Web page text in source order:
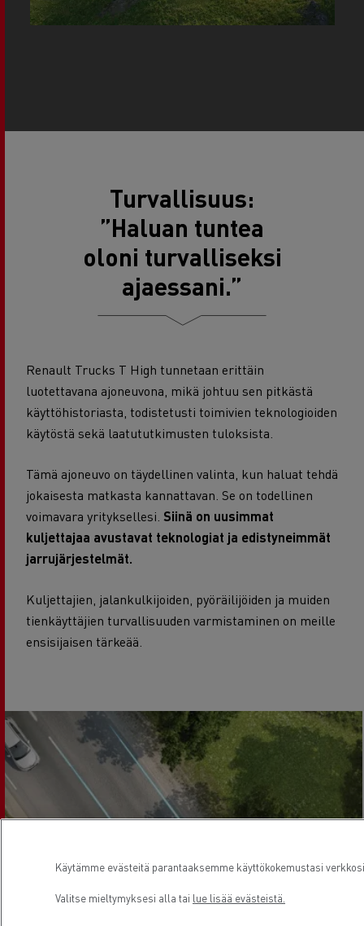
Turvallisuus:
”Haluan tuntea
oloni turvalliseksi
ajaessani.”
Renault Trucks T High tunnetaan erittäin
luotettavana ajoneuvona, mikä johtuu sen pitkästä
käyttöhistoriasta, todistetusti toimivien teknologioiden
käytöstä sekä laatututkimusten tuloksista.
Tämä ajoneuvo on täydellinen valinta, kun haluat tehdä
jokaisesta matkasta kannattavan. Se on todellinen
voimavara yrityksellesi. Siinä on uusimmat
kuljettajaa avustavat teknologiat ja edistyneimmät
jarrujärjestelmät.
Kuljettajien, jalankulkijoiden, pyöräilijöiden ja muiden
tienkäyttäjien turvallisuuden varmistaminen on meille
ensisijaisen tärkeää.
Käytämme evästeitä parantaaksemme käyttökokemustasi
Valitse mieltymyksesi alla tai lue lisää evästeistä.